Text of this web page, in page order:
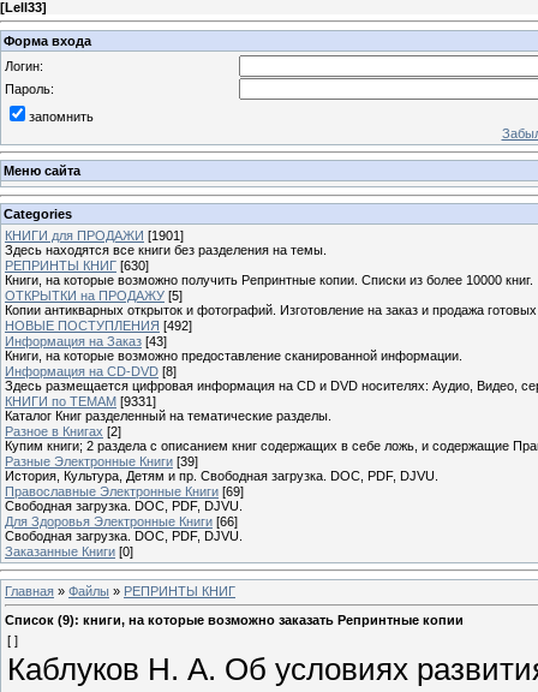
[Lell33]
Форма входа
Логин:
Пароль:
запомнить
Меню сайта
Categories
КНИГИ для ПРОДАЖИ [1901]
Здесь находятся все книги без разделения на темы.
РЕПРИНТЫ КНИГ [630]
Книги, на которые возможно получить Репринтные копии. Списки из более 10000 книг.
ОТКРЫТКИ на ПРОДАЖУ [5]
Копии антикварных открыток и фотографий. Изготовление на заказ и продажа
НОВЫЕ ПОСТУПЛЕНИЯ [492]
Информация на Заказ [43]
Книги, на которые возможно предоставление сканированной информации.
Информация на CD-DVD [8]
Здесь размещается цифровая информация на CD и DVD носителях: Аудио, Видео,
КНИГИ по ТЕМАМ [9331]
Каталог Книг разделенный на тематические разделы.
Разное в Книгах [2]
Купим книги; 2 раздела с описанием книг содержащих в себе ложь, и содержащие
Разные Электронные Книги [39]
История, Культура, Детям и пр. Свободная загрузка. DOC, PDF, DJVU.
Православные Электронные Книги [69]
Свободная загрузка. DOC, PDF, DJVU.
Для Здоровья Электронные Книги [66]
Свободная загрузка. DOC, PDF, DJVU.
Заказанные Книги [0]
Главная » Файлы » РЕПРИНТЫ КНИГ
Список (9): книги, на которые возможно заказать Репринтные копии
[ ]
Каблуков Н. А. Об условиях